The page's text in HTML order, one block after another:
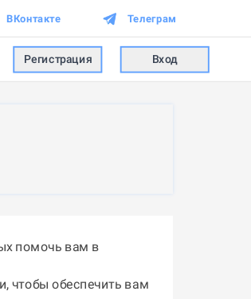
ВКонтакте Телеграм
Регистрация Вход
помочь вам в
чтобы обеспечить вам